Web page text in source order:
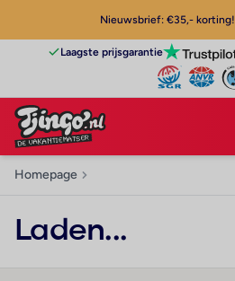
Nieuwsbrief: €35,- korting!
Laagste prijsgarantie
Homepage
Laden...